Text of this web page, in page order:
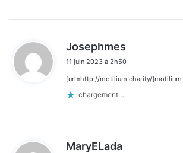
Josephmes
t
11 juin 2023 à 2h50
[url=http://motilium.charity/
chargement…
MaryELada